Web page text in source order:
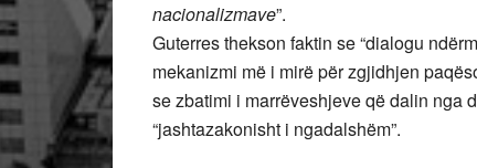
nacionalizmave”.
Guterres thekson faktin se “dialogu
mekanizmi më i mirë për zgjidhjen
se zbatimi i marrëveshjeve që dalin nga
“jashtazakonisht i ngadalshëm”.